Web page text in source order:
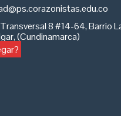
Transversal 8 #14-64, Barrio
(Cundinamarca)